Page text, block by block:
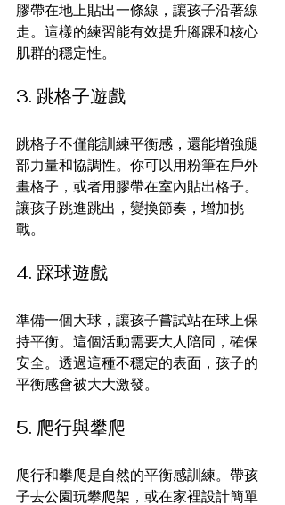
膠帶在地上貼出一條線，讓孩子沿著線
走。這樣的練習能有效提升腳踝和核心
肌群的穩定性。
3. 跳格子遊戲
跳格子不僅能訓練平衡感，還能增強腿
部力量和協調性。你可以用粉筆在戶外
畫格子，或者用膠帶在室內貼出格子。
讓孩子跳進跳出，變換節奏，增加挑
戰。
4. 踩球遊戲
準備一個大球，讓孩子嘗試站在球上保
持平衡。這個活動需要大人陪同，確保
安全。透過這種不穩定的表面，孩子的
平衡感會被大大激發。
5. 爬行與攀爬
爬行和攀爬是自然的平衡感訓練。帶孩
子去公園玩攀爬架，或在家裡設計簡單